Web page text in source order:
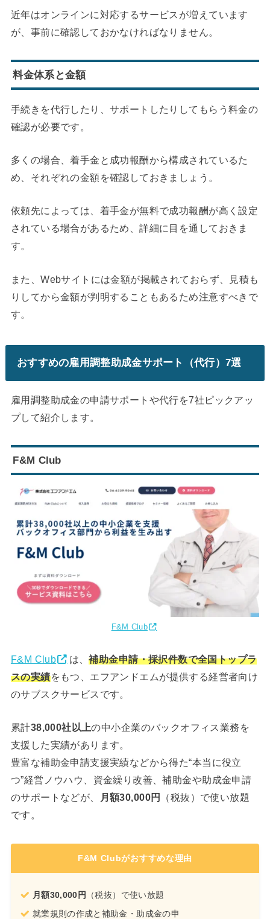
近年はオンラインに対応するサービスが増えています
が、事前に確認しておかなければなりません。
料金体系と金額
手続きを代行したり、サポートしたりしてもらう料金の
確認が必要です。
多くの場合、着手金と成功報酬から構成されているた
め、それぞれの金額を確認しておきましょう。
依頼先によっては、着手金が無料で成功報酬が高く設定
されている場合があるため、詳細に目を通しておきま
す。
また、Webサイトには金額が掲載されておらず、見積も
りしてから金額が判明することもあるため注意すべきで
す。
おすすめの雇用調整助成金サポート（代行）7選
雇用調整助成金の申請サポートや代行を7社ピックアッ
プして紹介します。
F&M Club
F&M Club
F&M Club は、補助金申請・採択件数で全国トップラ
スの実績をもつ、エフアンドエムが提供する経営者向け
のサブスクサービスです。
累計38,000社以上の中小企業のバックオフィス業務を
支援した実績があります。
豊富な補助金申請支援実績などから得た“本当に役立
つ”経営ノウハウ、資金繰り改善、補助金や助成金申請
のサポートなどが、
月額30,000円
（税抜）で使い放題
です。
F&M Clubがおすすめな理由
月額30,000円
（税抜）で使い放題
就業規則の作成と補助金・助成金の申